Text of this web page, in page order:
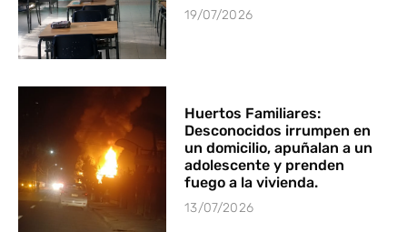
19/07/2026
Huertos Familiares:
Desconocidos irrumpen en
un domicilio, apuñalan a un
adolescente y prenden
fuego a la vivienda.
13/07/2026